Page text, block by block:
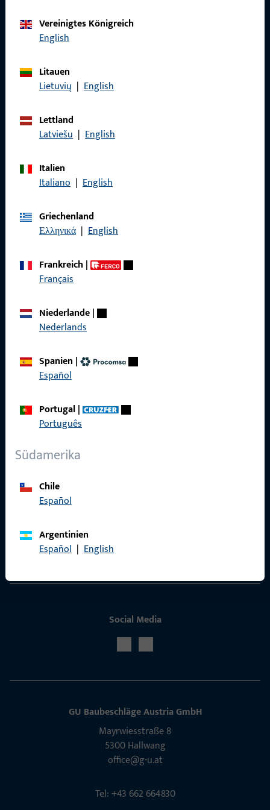
Kontaktieren Sie uns
Vereinigtes Königreich
English
Litauen
Lietuvių | English
Lettland
Latviešu | English
Italien
Italiano | English
Griechenland
Ελληνικά | English
Frankreich|
Français
Niederlande|
Nederlands
Spanien |
Español
Portugal|
Português
Südamerika
Chile
Español
Argentinien
Español | English
Allgemeines
Datenschutz
Karriere
Produktkatalog
Social Media
GU Baubeschläge Aus­tria GmbH
Mayrwies­straße 8
5300 Hall­wang
office@g-u.at
Tel: +43 662 664830